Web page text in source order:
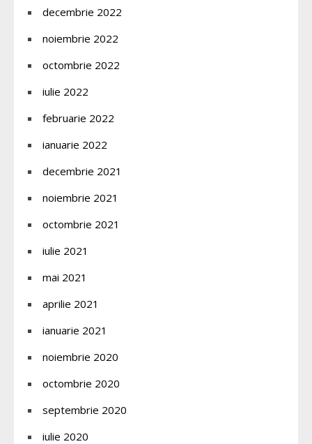
decembrie 2022
noiembrie 2022
octombrie 2022
iulie 2022
februarie 2022
ianuarie 2022
decembrie 2021
noiembrie 2021
octombrie 2021
iulie 2021
mai 2021
aprilie 2021
ianuarie 2021
noiembrie 2020
octombrie 2020
septembrie 2020
iulie 2020